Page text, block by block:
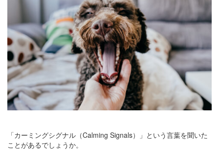
「カーミングシグナル（Calming Signals）」という言葉を聞いた
ことがあるでしょうか。